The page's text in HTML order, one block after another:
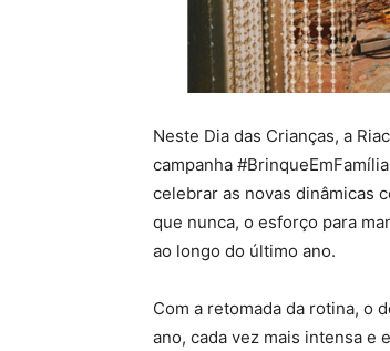
Neste Dia das Crianças, a
campanha
celebrar as novas dinâmicas
que nunca, o esforço para
ao longo do último ano.
Com a retomada da rotina, o
ano, cada vez mais intensa e